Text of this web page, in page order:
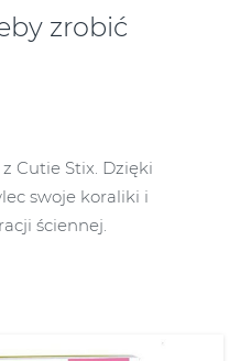
zrobić
Cutie Stix. Dzięki
swoje koraliki i
ściennej.